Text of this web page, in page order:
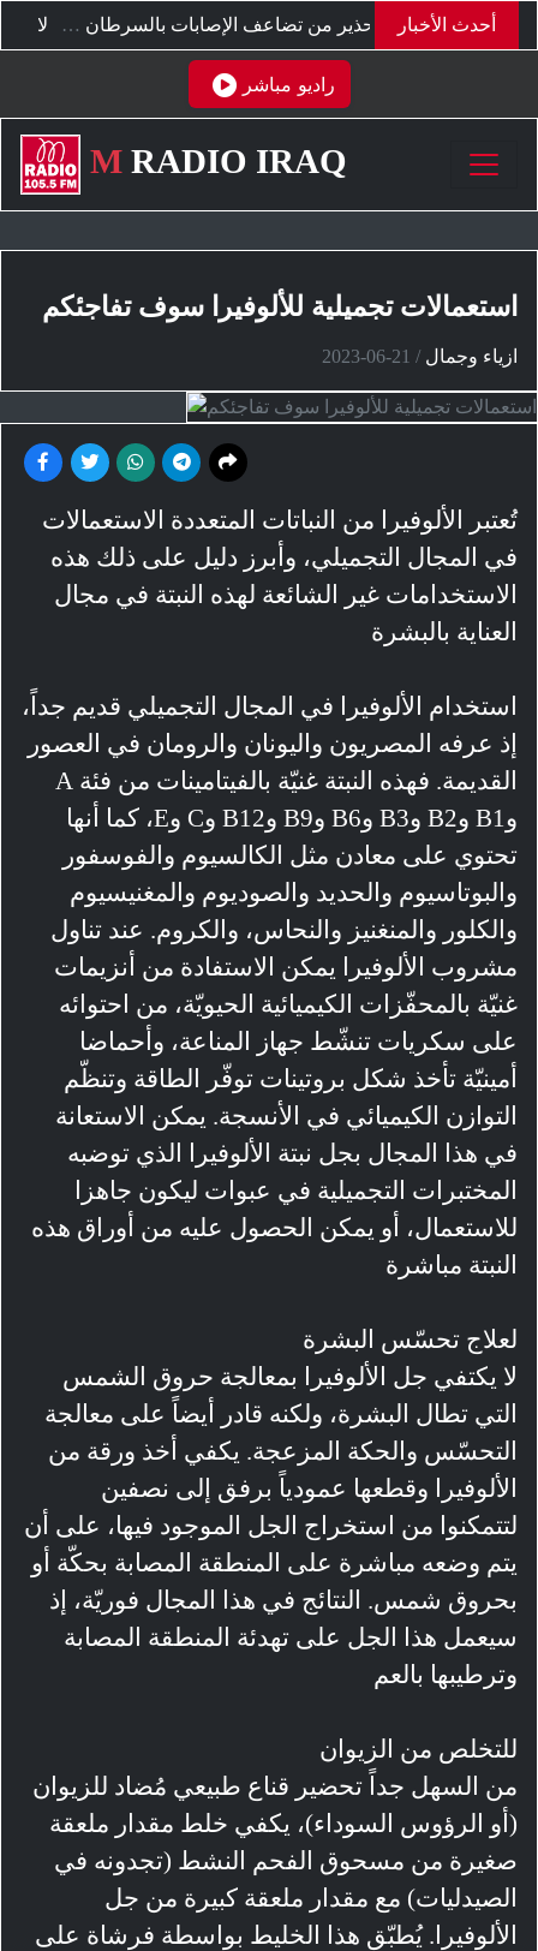
أحدث الأخبار
"نينتندو" تحدد موعد وقف بيع أجهزة "سويتش" في السعودية والإمارات تحذير من تضاعف الإصابات بالسرطان عالميا بهذا التوقيت
راديو مباشر
M RADIO IRAQ
استعمالات تجميلية للألوفيرا سوف تفاجئكم
ازياء وجمال /
2023-06-21
تُعتبر الألوفيرا من النباتات المتعددة الاستعمالات
في المجال التجميلي، وأبرز دليل على ذلك هذه
الاستخدامات غير الشائعة لهذه النبتة في مجال
العناية بالبشرة
استخدام الألوفيرا في المجال التجميلي قديم جداً،
إذ عرفه المصريون واليونان والرومان في العصور
القديمة. فهذه النبتة غنيّة بالفيتامينات من فئة A
وB1 وB2 وB3 وB6 وB9 وB12 وC وE، كما أنها
تحتوي على معادن مثل الكالسيوم والفوسفور
والبوتاسيوم والحديد والصوديوم والمغنيسيوم
والكلور والمنغنيز والنحاس، والكروم. عند تناول
مشروب الألوفيرا يمكن الاستفادة من أنزيمات
غنيّة بالمحفّزات الكيميائية الحيويّة، من احتوائه
على سكريات تنشّط جهاز المناعة، وأحماضا
أمينيّة تأخذ شكل بروتينات توفّر الطاقة وتنظّم
التوازن الكيميائي في الأنسجة. يمكن الاستعانة
في هذا المجال بجل نبتة الألوفيرا الذي توضبه
المختبرات التجميلية في عبوات ليكون جاهزا
للاستعمال، أو يمكن الحصول عليه من أوراق هذه
النبتة مباشرة
لعلاج تحسّس البشرة
لا يكتفي جل الألوفيرا بمعالجة حروق الشمس
التي تطال البشرة، ولكنه قادر أيضاً على معالجة
التحسّس والحكة المزعجة. يكفي أخذ ورقة من
الألوفيرا وقطعها عمودياً برفق إلى نصفين
لتتمكنوا من استخراج الجل الموجود فيها، على أن
يتم وضعه مباشرة على المنطقة المصابة بحكّة أو
بحروق شمس. النتائج في هذا المجال فوريّة، إذ
سيعمل هذا الجل على تهدئة المنطقة المصابة
وترطيبها بالعم
للتخلص من الزيوان
من السهل جداً تحضير قناع طبيعي مُضاد للزيوان
(أو الرؤوس السوداء)، يكفي خلط مقدار ملعقة
صغيرة من مسحوق الفحم النشط (تجدونه في
الصيدليات) مع مقدار ملعقة كبيرة من جل
الألوفيرا. يُطبّق هذا الخليط بواسطة فرشاة على